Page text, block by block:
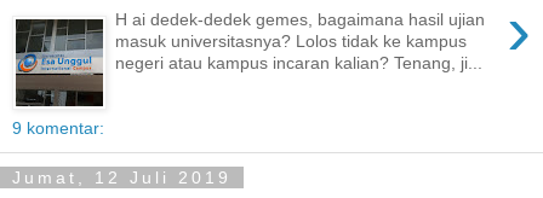
›
H ai dedek-dedek gemes, bagaimana hasil ujian
masuk universitasnya? Lolos tidak ke kampus
negeri atau kampus incaran kalian? Tenang, ji...
9 komentar:
Jumat, 12 Juli 2019